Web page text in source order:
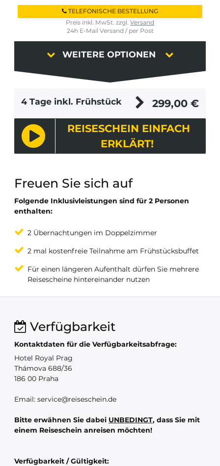
Freuen Sie sich auf
Folgende Inklusivleistungen sind für 2 Personen
enthalten:
2 Übernachtungen im Doppelzimmer
2 mal kostenfreie Teilnahme am Frühstücksbuffet
Für einen längeren Aufenthalt dürfen Sie mehrere
Reisescheine hintereinander nutzen
TELEFONISCHE BESTELLUNG
Preis inkl. MwSt. zzgl. Versand
24h E-Mail Versand / per Post
WEITERE OPTIONEN
4 Tage inkl. Frühstück 299,00 €
REISESCHEIN EINFACH
ERKLÄRT!
Verfügbarkeit
Kontaktdaten für die Verfügbarkeitsabfrage:
Hotel Royal Prag
Thámova 688/36
186 00 Praha
Email: service@reiseschein.de
Bitte erwähnen Sie dabei UNBEDINGT, dass Sie mit
einem Reiseschein anreisen möchten!
Verfügbarkeit / Gültigkeit: